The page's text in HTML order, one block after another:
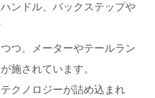
ンドル、バックステップや
つ、メーターやテールラン
施されています。
クノロジーが詰め込まれ